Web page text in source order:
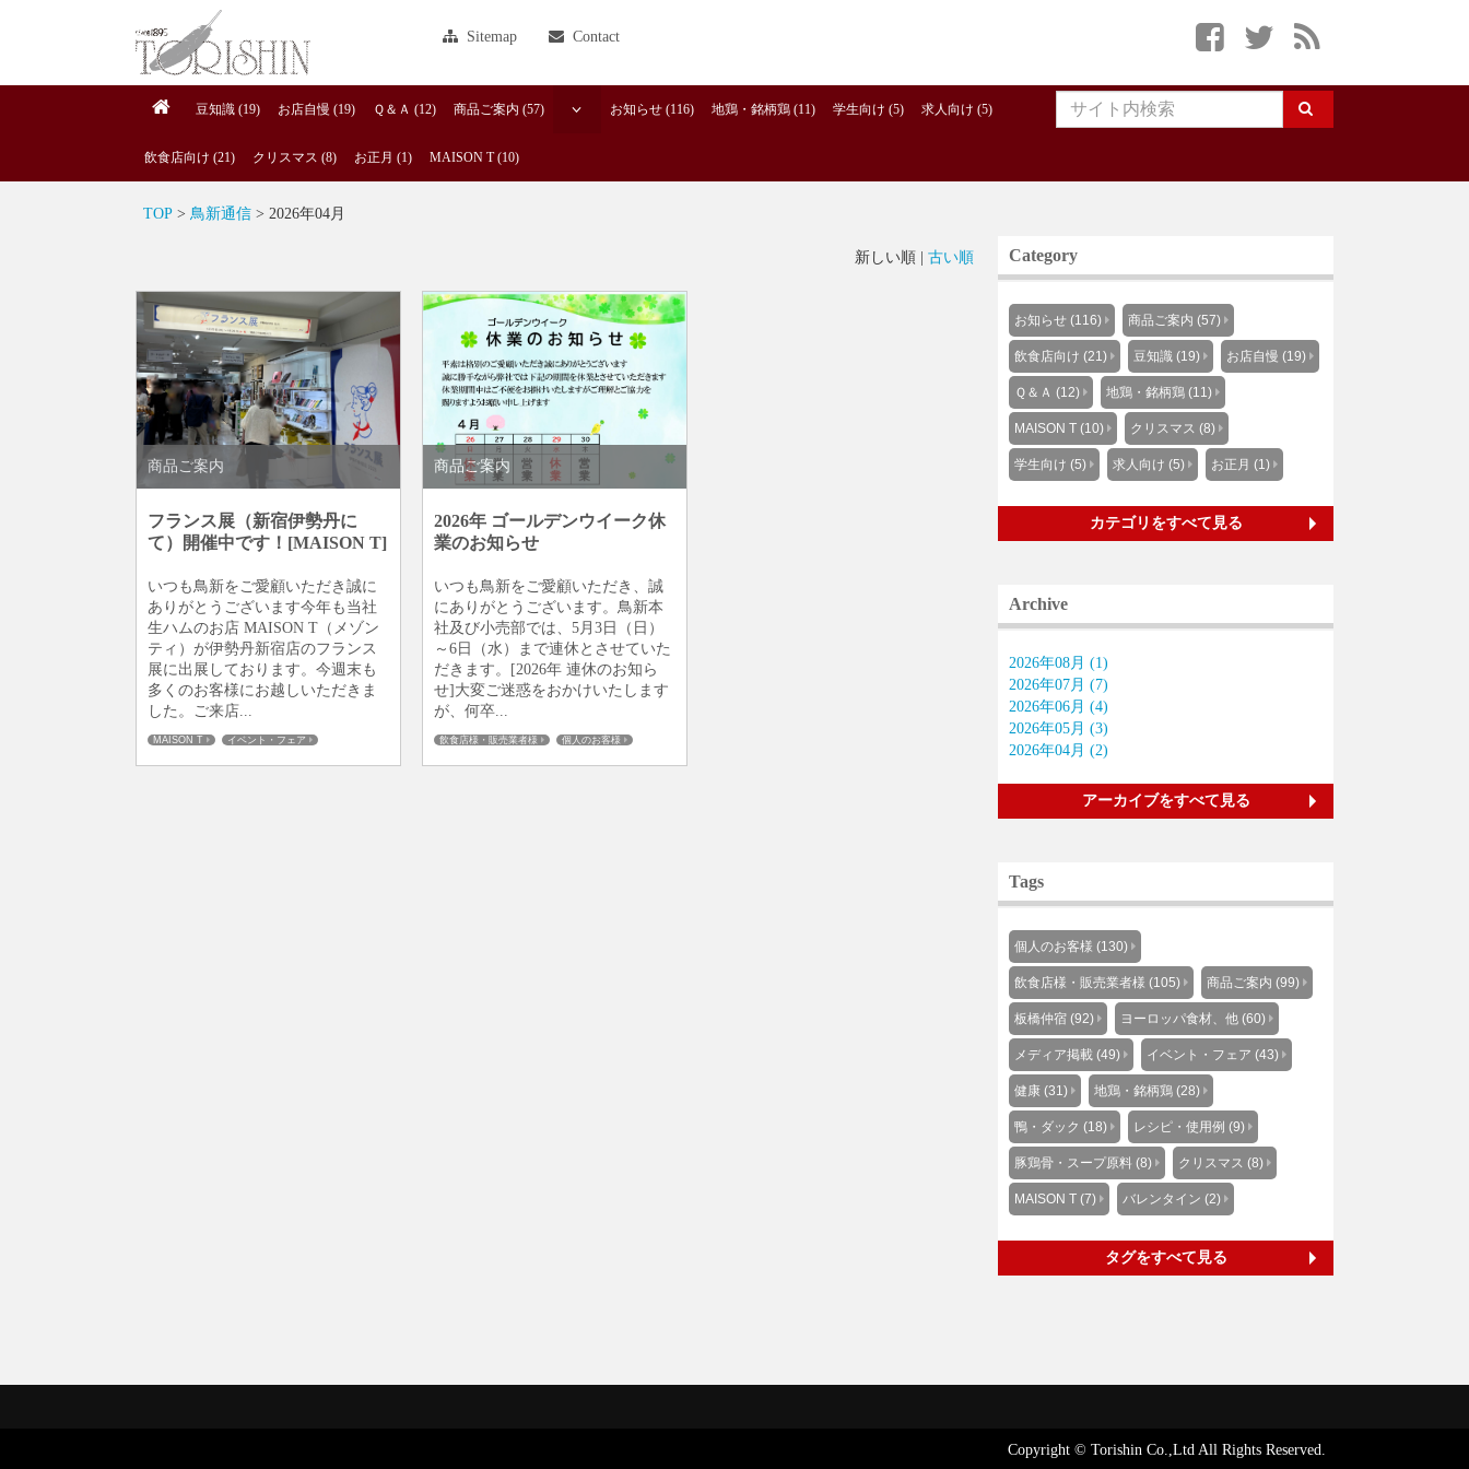
Sitemap Contact
豆知識 (19) お店自慢 (19) Ｑ＆Ａ (12) 商品ご案内 (57) お知らせ (116) 地鶏・銘柄鶏 (11) 学生向け (5) 求人向け (5)
飲食店向け (21) クリスマス (8) お正月 (1) MAISON T (10)
TOP >鳥新通信 > 2026年04月
新しい順 |古い順
商品ご案内
フランス展（新宿伊勢丹に
て）開催中です！[MAISON T]
いつも鳥新をご愛顧いただき誠に
ありがとうございます今年も当社
生ハムのお店 MAISON T（メゾン
ティ）が伊勢丹新宿店のフランス
展に出展しております。今週末も
多くのお客様にお越しいただきま
した。ご来店...
MAISON T
イベント・フェア
商品ご案内
2026年 ゴールデンウイーク休
業のお知らせ
いつも鳥新をご愛顧いただき、誠
にありがとうございます。鳥新本
社及び小売部では、5月3日（日）
～6日（水）まで連休とさせていた
だきます。[2026年 連休のお知ら
せ]大変ご迷惑をおかけいたします
が、何卒...
飲食店様・販売業者様
個人のお客様
Category
お知らせ (116) 商品ご案内 (57)
飲食店向け (21) 豆知識 (19) お店自慢 (19)
Ｑ＆Ａ (12) 地鶏・銘柄鶏 (11)
MAISON T (10) クリスマス (8)
学生向け (5) 求人向け (5) お正月 (1)
カテゴリをすべて見る
Archive
2026年08月 (1)
2026年07月 (7)
2026年06月 (4)
2026年05月 (3)
2026年04月 (2)
アーカイブをすべて見る
Tags
個人のお客様 (130)
飲食店様・販売業者様 (105) 商品ご案内 (99)
板橋仲宿 (92) ヨーロッパ食材、他 (60)
メディア掲載 (49) イベント・フェア (43)
健康 (31) 地鶏・銘柄鶏 (28)
鴨・ダック (18) レシピ・使用例 (9)
豚鶏骨・スープ原料 (8) クリスマス (8)
MAISON T (7) バレンタイン (2)
タグをすべて見る
Copyright © Torishin Co.,Ltd All Rights Reserved.